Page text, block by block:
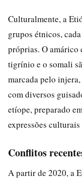
Culturalmente, a
grupos étnicos,
próprias. O amárico
tigrínio e o somali
marcada pelo
com diversos
etíope, preparado
expressões
Conflitos
A partir de 2020, a